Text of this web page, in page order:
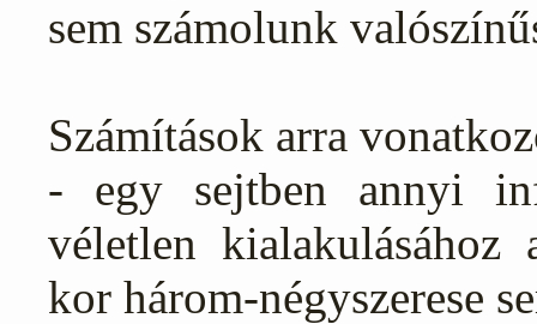
sem számolunk
Számítások arra
- egy sejtben annyi
véletlen
kor három-négyszerese